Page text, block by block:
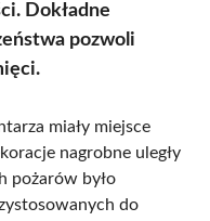
Dokładne
pozwoli
miały miejsce
nagrobne uległy
pożarów było
do